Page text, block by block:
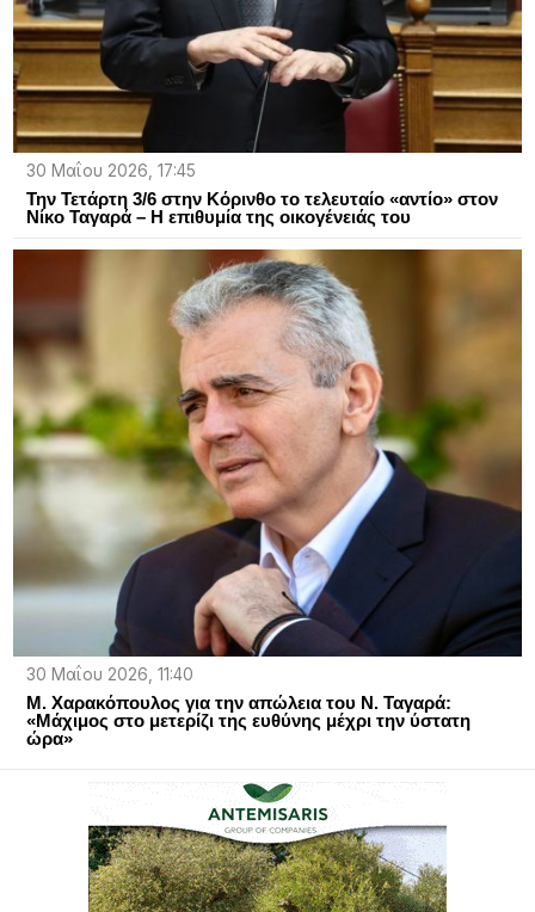
30 Μαΐου 2026, 17:45
Την Τετάρτη 3/6 στην Κόρινθο το τελευταίο «αντίο» στον
Νίκο Ταγαρά – Η επιθυμία της οικογένειάς του
30 Μαΐου 2026, 11:40
Μ. Χαρακόπουλος για την απώλεια του Ν. Ταγαρά:
«Μάχιμος στο μετερίζι της ευθύνης μέχρι την ύστατη
ώρα»